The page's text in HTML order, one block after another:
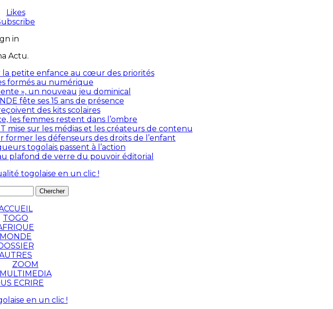
Likes
in
Actu.
la petite enfance au cœur des priorités
formés au numérique
», un nouveau jeu dominical
fête ses 15 ans de présence
des kits scolaires
les femmes restent dans l’ombre
mise sur les médias et les créateurs de contenu
former les défenseurs des droits de l’enfant
togolais passent à l’action
plafond de verre du pouvoir éditorial
togolaise en un clic !
TOGO
MONDE
ZOOM
MULTIMEDIA
ECRIRE